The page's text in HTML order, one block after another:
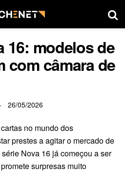
16: modelos de
com câmara de
26/05/2026
no mundo dos
prestes a agitar o mercado de
Nova 16 já começou a ser
surpresas muito